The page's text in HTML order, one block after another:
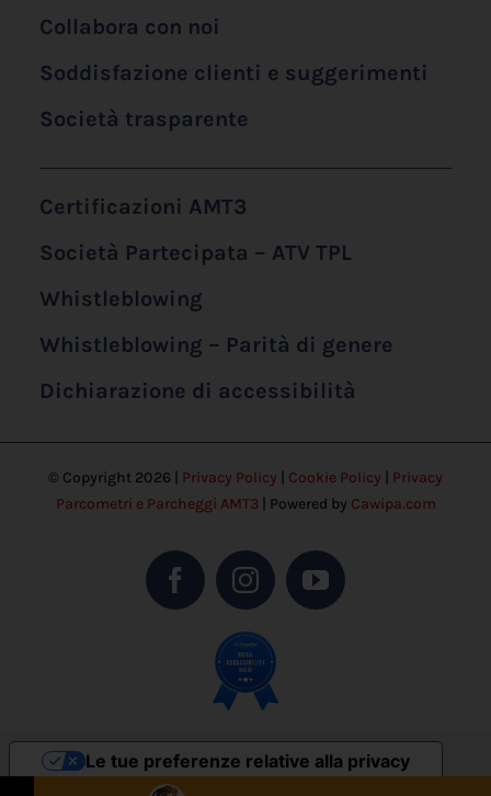
Collabora con noi
Soddisfazione clienti e suggerimenti
Società trasparente
Certificazioni AMT3
Società Partecipata – ATV TPL
Whistleblowing
Whistleblowing – Parità di genere
Dichiarazione di accessibilità
© Copyright 2026 | Privacy Policy Cookie Policy
Privacy
Parcometri e Parcheggi AMT3| Powered by Cawipa.com
Le tue preferenze relative alla privacy